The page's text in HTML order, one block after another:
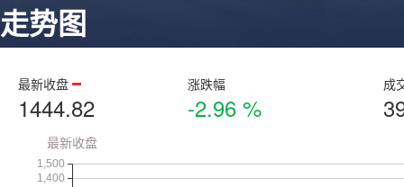
走势图
最新收盘
1444.82
涨跌幅
-2.96 %
成